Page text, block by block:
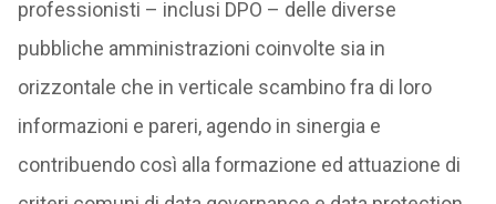
professionisti – inclusi DPO – delle diverse
pubbliche amministrazioni coinvolte sia in
orizzontale che in verticale scambino fra di loro
informazioni e pareri, agendo in sinergia e
contribuendo così alla formazione ed attuazione di